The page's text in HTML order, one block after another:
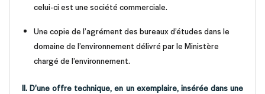
celui-ci est une société commerciale.
Une copie de l’agrément des bureaux d’études dans le
domaine de l’environnement délivré par le Ministère
chargé de l’environnement.
II. D’une offre technique, en un exemplaire, insérée dans une